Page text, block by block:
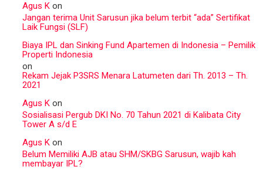
Agus K on
Jangan terima Unit Sarusun jika belum terbit “ada” Sertifikat
Laik Fungsi (SLF)
Biaya IPL dan Sinking Fund Apartemen di Indonesia – Pemilik
Properti Indonesia
on
Rekam Jejak P3SRS Menara Latumeten dari Th. 2013 – Th.
2021
Agus K on
Sosialisasi Pergub DKI No. 70 Tahun 2021 di Kalibata City
Tower A s/d E
Agus K on
Belum Memiliki AJB atau SHM/SKBG Sarusun, wajib kah
membayar IPL?